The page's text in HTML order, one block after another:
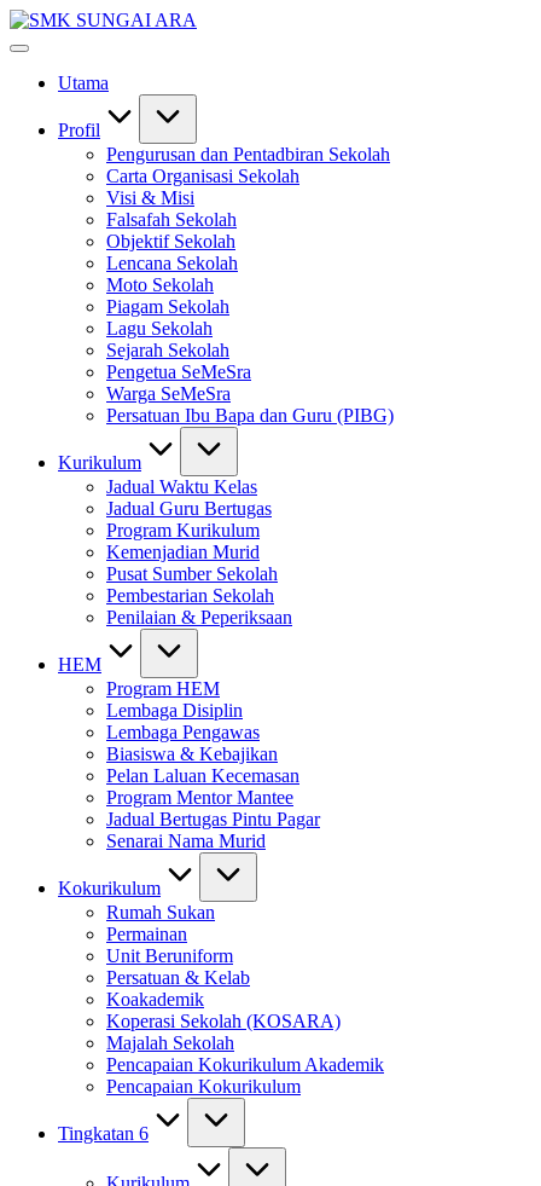
Skip
to
#KetekunanNadiKecemerlangan
#SeMeSradiHati
Utama
Profil
Pengurusan dan Pentadbiran Sekolah
Carta Organisasi Sekolah
Visi & Misi
Falsafah Sekolah
Objektif Sekolah
Lencana Sekolah
Moto Sekolah
Piagam Sekolah
Lagu Sekolah
Sejarah Sekolah
Pengetua SeMeSra
Warga SeMeSra
Persatuan Ibu Bapa dan Guru (PIBG)
Kurikulum
Jadual Waktu Kelas
Jadual Guru Bertugas
Program Kurikulum
Kemenjadian Murid
Pusat Sumber Sekolah
Pembestarian Sekolah
Penilaian & Peperiksaan
HEM
Program HEM
Lembaga Disiplin
Lembaga Pengawas
Biasiswa & Kebajikan
Pelan Laluan Kecemasan
Program Mentor Mantee
Jadual Bertugas Pintu Pagar
Senarai Nama Murid
Kokurikulum
Rumah Sukan
Permainan
Unit Beruniform
Persatuan & Kelab
Koakademik
Koperasi Sekolah (KOSARA)
Majalah Sekolah
Pencapaian Kokurikulum Akademik
Pencapaian Kokurikulum
Tingkatan 6